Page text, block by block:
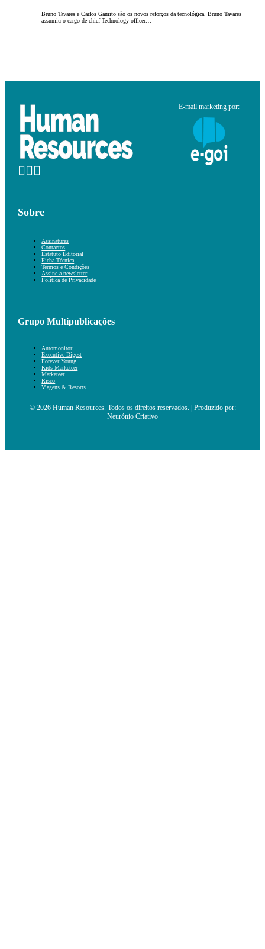
Bruno Tavares e Carlos Gamito são os novos reforços da tecnológica. Bruno Tavares
assumiu o cargo de chief Technology officer…
E-mail marketing por:
Sobre
Assinaturas
Contactos
Estatuto Editorial
Ficha Técnica
Termos e Condições
Assine a newsletter
Política de Privacidade
Grupo Multipublicações
Automonitor
Executive Digest
Forever Young
Kids Marketeer
Marketeer
Risco
Viagens & Resorts
© 2026 Human Resources. Todos os direitos reservados. | Produzido por:
Neurónio Criativo